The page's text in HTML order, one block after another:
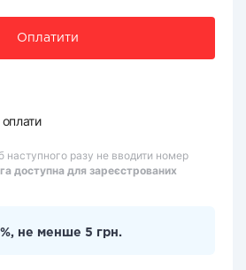
Оплатити
разу не вводити номер
доступна для зареєстрованих
не менше 5 грн.